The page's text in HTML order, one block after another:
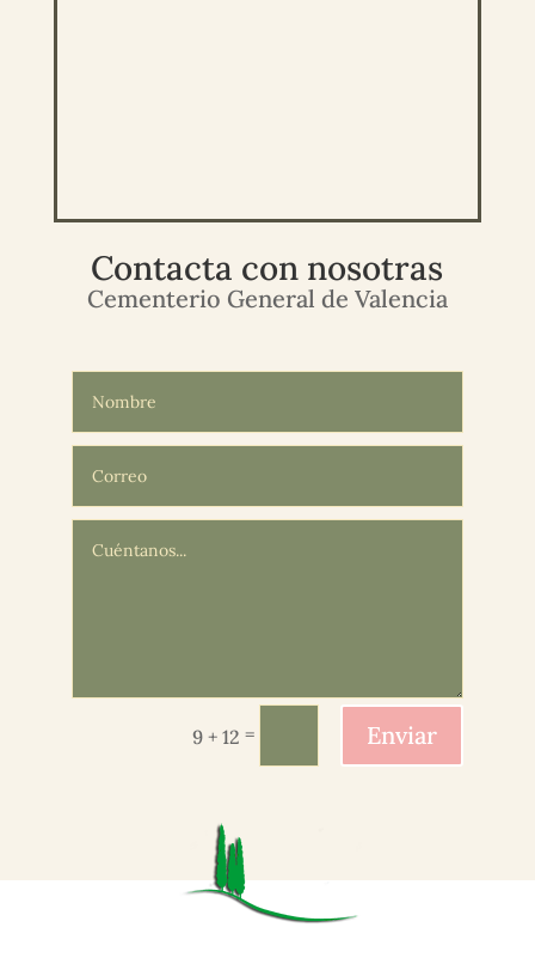
Contacta con nosotras
Cementerio General de Valencia
9 + 12 = Enviar